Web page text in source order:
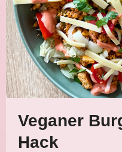
Veganer
Hack